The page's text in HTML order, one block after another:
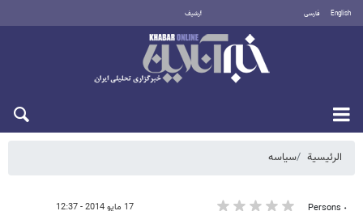
English فارسی أرشيف
الرئيسية سیاسه
٠ Persons 17 مايو 2014 - 12:37